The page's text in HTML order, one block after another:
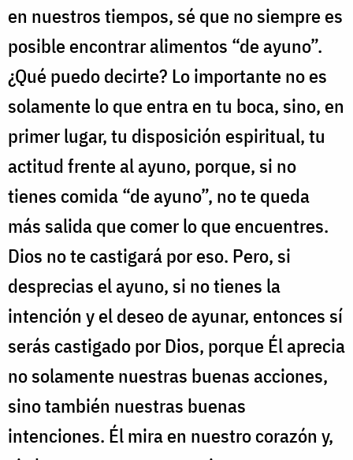
en nuestros tiempos, sé que no siempre es
posible encontrar alimentos “de ayuno”.
¿Qué puedo decirte? Lo importante no es
solamente lo que entra en tu boca, sino, en
primer lugar, tu disposición espiritual, tu
actitud frente al ayuno, porque, si no
tienes comida “de ayuno”, no te queda
más salida que comer lo que encuentres.
Dios no te castigará por eso. Pero, si
desprecias el ayuno, si no tienes la
intención y el deseo de ayunar, entonces sí
serás castigado por Dios, porque Él aprecia
no solamente nuestras buenas acciones,
sino también nuestras buenas
intenciones. Él mira en nuestro corazón y,